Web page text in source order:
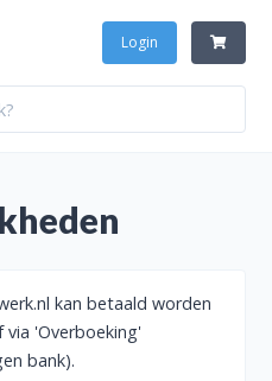
Login
kan betaald worden
'Overboeking'
bank).